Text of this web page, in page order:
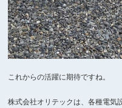
これからの活躍に期待ですね。
株式会社オリテックは、各種電気